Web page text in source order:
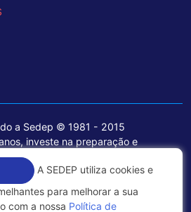
a Sedep © 1981 - 2015
investe na preparação e
e na aquisição de tecnologia de
seu portfólio de serviços voltados
informações seguras e
A SEDEP utiliza cookies e
para melhorar a sua
com a nossa Política de